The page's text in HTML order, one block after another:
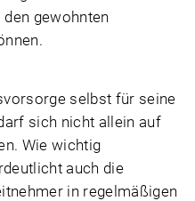
gewohnten
selbst für seine
sich nicht allein auf
Wie wichtig
auch die
in regelmäßigen